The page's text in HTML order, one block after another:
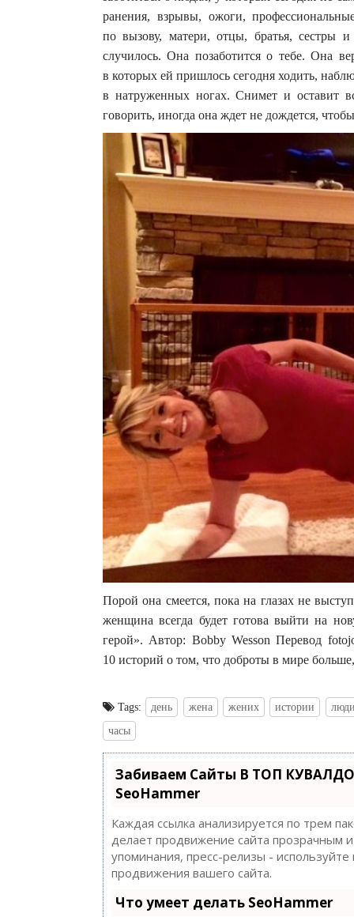
ранения, взрывы, ожоги,
по вызову, матери, отцы, братья,
случилось. Она позаботится о тебе. Она
в которых ей пришлось сегодня ходить,
в натруженных ногах. Снимет и оставит
говорить, иногда она ждет не дождется,
Порой она смеется, пока на глазах не
женщина всегда будет готова выйти на
герой». Автор: Bobby Wesson Перевод
10 историй о том, что доброты в мире
Tags: день жена жених истории
часы
Забиваем Сайты В ТОП
SeoHammer
Каждая ссылка анализируется по трем
делает продвижение сайта прозрачным
упоминания, пресс-релизы -
продвижения вашего сайта.
Что умеет делать SeoHammer